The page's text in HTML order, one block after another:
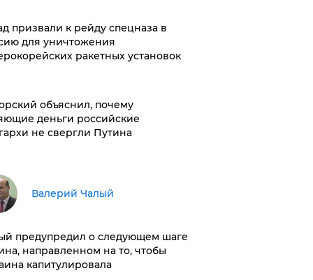
призвали к рейду спецназа в
для уничтожения
ракетных установок
объяснил, почему
деньги российские
не свергли Путина
Валерий Чалый
предупредил о следующем шаге
направленном на то, чтобы
капитулировала